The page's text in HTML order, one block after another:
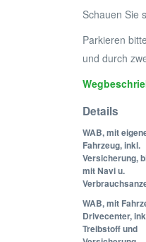
Schauen Sie
Parkieren
und durch
Details
WAB, mit
Fahrzeug, inkl.
Versicherung,
mit Navi u.
WAB, mit
Drivecenter,
Treibstoff und